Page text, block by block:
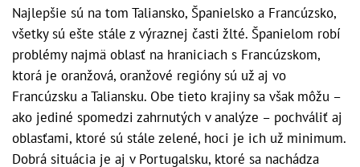
Najlepšie sú na tom Taliansko, Španielsko a Francúzsko,
všetky sú ešte stále z výraznej časti žlté. Španielom robí
problémy najmä oblasť na hraniciach s Francúzskom,
ktorá je oranžová, oranžové regióny sú už aj vo
Francúzsku a Taliansku. Obe tieto krajiny sa však môžu –
ako jediné spomedzi zahrnutých v analýze – pochváliť aj
oblasťami, ktoré sú stále zelené, hoci je ich už minimum.
Dobrá situácia je aj v Portugalsku, ktoré sa nachádza